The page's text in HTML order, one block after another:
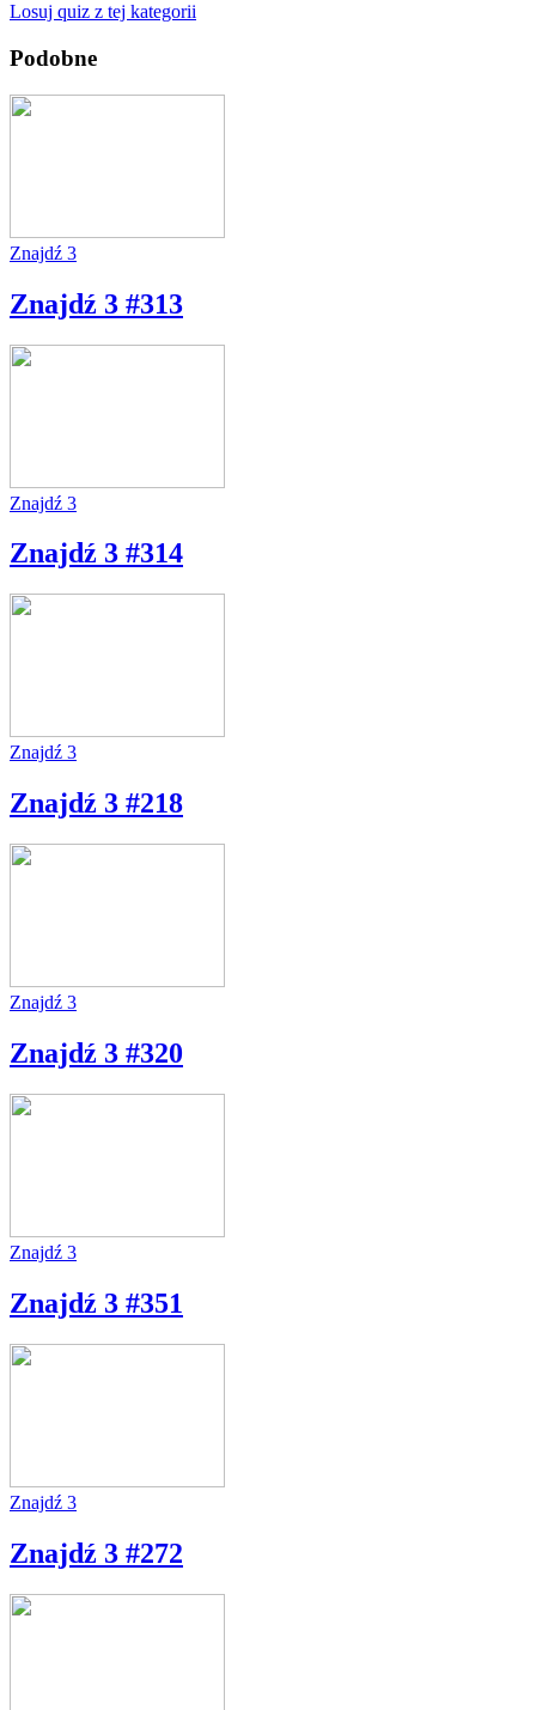
Losuj quiz z tej kategorii
Podobne
Znajdź 3
Znajdź 3 #313
Znajdź 3
Znajdź 3 #314
Znajdź 3
Znajdź 3 #218
Znajdź 3
Znajdź 3 #320
Znajdź 3
Znajdź 3 #351
Znajdź 3
Znajdź 3 #272